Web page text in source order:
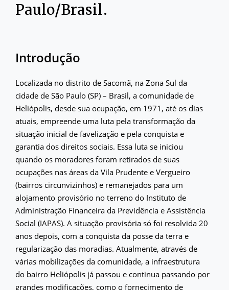
Paulo/Brasil.
Introdução
Localizada no distrito de Sacomã, na Zona Sul da
cidade de São Paulo (SP) – Brasil, a comunidade de
Heliópolis, desde sua ocupação, em 1971, até os dias
atuais, empreende uma luta pela transformação da
situação inicial de favelização e pela conquista e
garantia dos direitos sociais. Essa luta se iniciou
quando os moradores foram retirados de suas
ocupações nas áreas da Vila Prudente e Vergueiro
(bairros circunvizinhos) e remanejados para um
alojamento provisório no terreno do Instituto de
Administração Financeira da Previdência e Assistência
Social (IAPAS). A situação provisória só foi resolvida 20
anos depois, com a conquista da posse da terra e
regularização das moradias. Atualmente, através de
várias mobilizações da comunidade, a infraestrutura
do bairro Heliópolis já passou e continua passando por
grandes modificações, como o fornecimento de